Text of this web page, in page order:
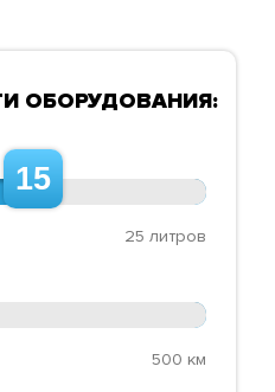
ОБОРУДОВАНИЯ:
15
25 литров
500 км